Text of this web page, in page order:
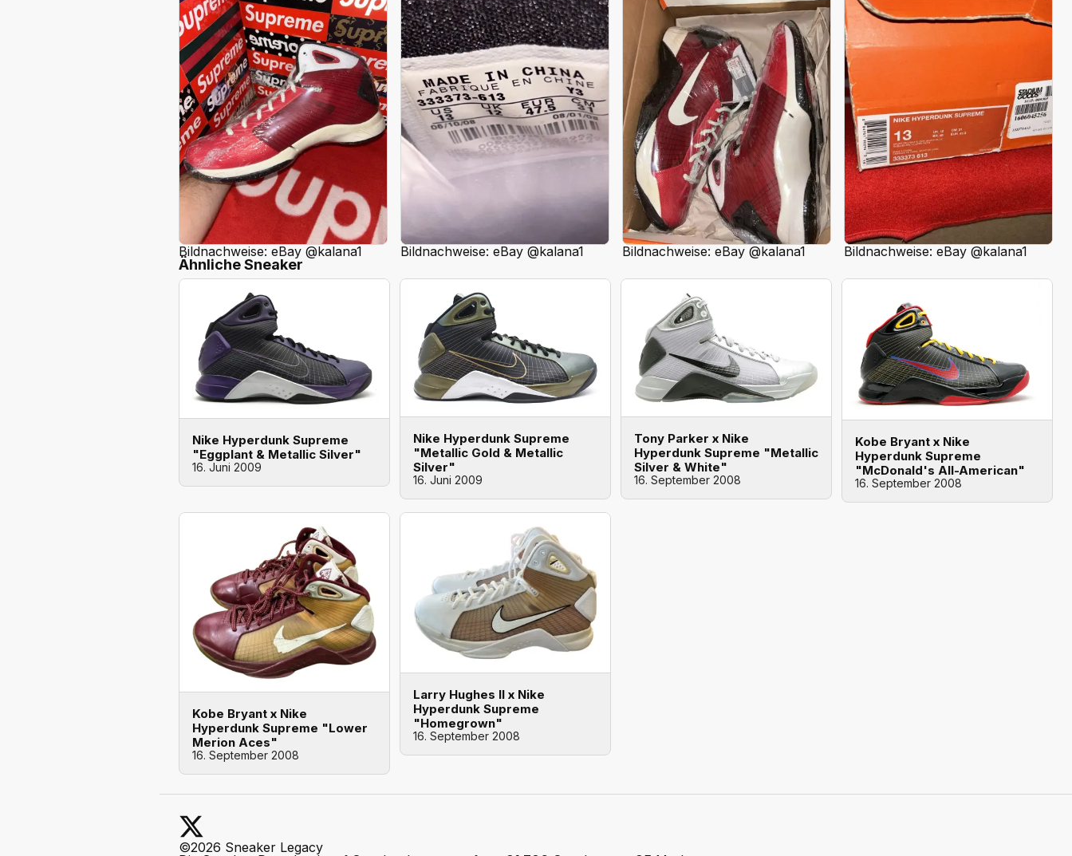
Bildnachweise: eBay @kalana1 Bildnachweise: eBay @kalana1 Bildnachweise: eBay @kalana1 Bildnachweise: eBay @kalana1
Ähnliche Sneaker
Nike Hyperdunk Supreme
"Eggplant & Metallic Silver"
16. Juni 2009
Nike Hyperdunk Supreme
"Metallic Gold & Metallic
Silver"
16. Juni 2009
Tony Parker x Nike
Hyperdunk Supreme "Metallic
Silver & White"
16. September 2008
Kobe Bryant x Nike
Hyperdunk Supreme
"McDonald's All-American"
16. September 2008
Kobe Bryant x Nike
Hyperdunk Supreme "Lower
Merion Aces"
16. September 2008
Larry Hughes II x Nike
Hyperdunk Supreme
"Homegrown"
16. September 2008
©2026 Sneaker Legacy